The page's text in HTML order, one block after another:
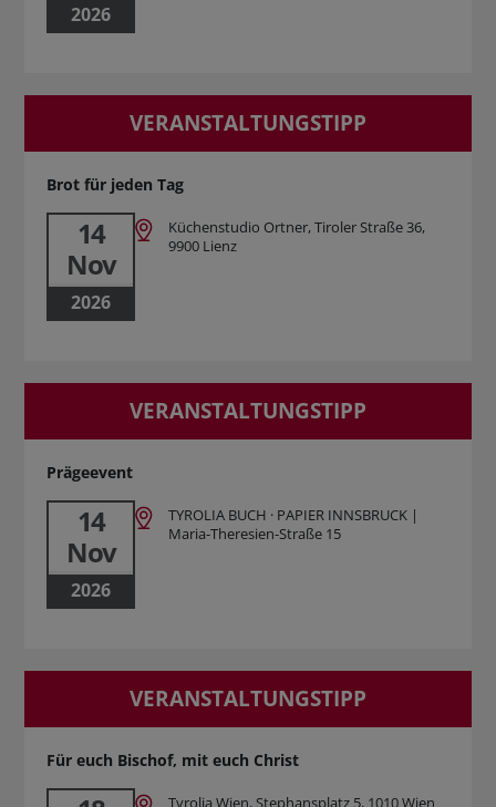
2026
VERANSTALTUNGSTIPP
Brot für jeden Tag
14
Nov
2026
Küchenstudio Ortner, Tiroler Straße 36,
9900 Lienz
VERANSTALTUNGSTIPP
Prägeevent
14
Nov
2026
TYROLIA BUCH · PAPIER INNSBRUCK |
Maria-Theresien-Straße 15
VERANSTALTUNGSTIPP
Für euch Bischof, mit euch Christ
Tyrolia Wien, Stephansplatz 5, 1010 Wien